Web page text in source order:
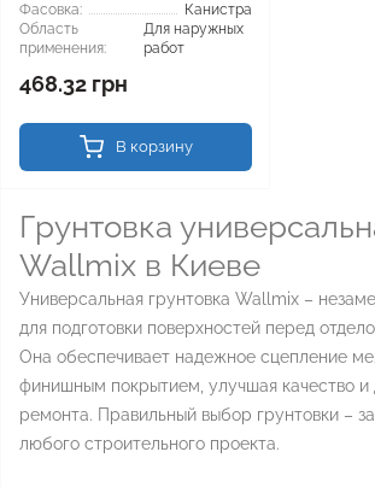
Фасовка:
Канистра
Область
применения:
Для наружных
работ
468.32 грн
В корзину
Грунтовка
Wallmix в Киеве
Универсальная грунтовка Wallmix –
для подготовки поверхностей перед
Она обеспечивает надежное сцепление
финишным покрытием, улучшая качество и
ремонта. Правильный выбор грунтовки –
любого строительного проекта.